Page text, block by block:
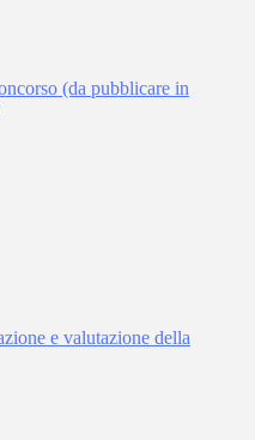
(da pubblicare in
e valutazione della